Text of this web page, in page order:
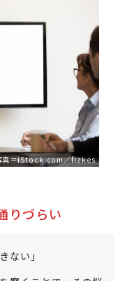
真＝iStock.com／fizkes
りづらい
ない」